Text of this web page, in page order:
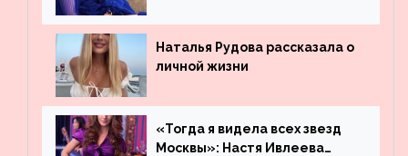
Наталья Рудова рассказала о
личной жизни
«Тогда я видела всех звезд
Москвы»: Настя Ивлеева